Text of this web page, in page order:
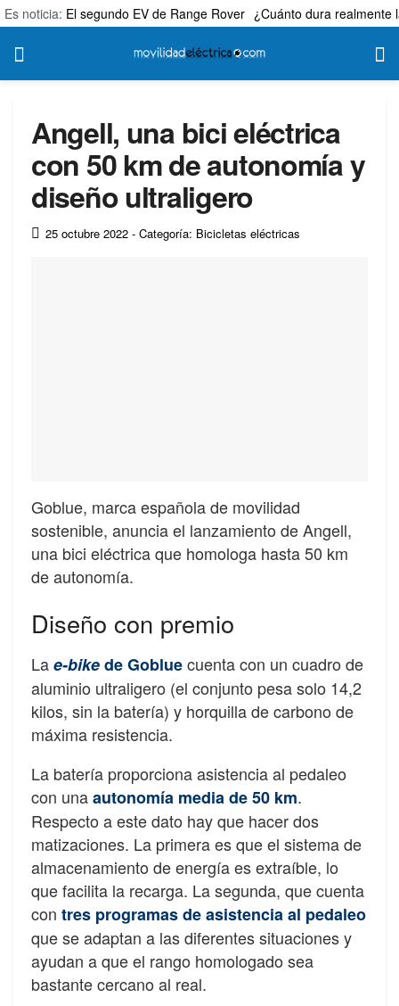
Es noticia: El segundo EV de Range Rover ¿Cuánto dura realmente
Angell, una bici eléctrica
con 50 km de autonomía y
diseño ultraligero
25 octubre 2022 - Categoría: Bicicletas eléctricas
Goblue, marca española de movilidad
sostenible, anuncia el lanzamiento de Angell,
una bici eléctrica que homologa hasta 50 km
de autonomía.
Diseño con premio
Lae-bikede Gobluecuenta con un cuadro de
aluminio ultraligero (el conjunto pesa solo 14,2
kilos, sin la batería) y horquilla de carbono de
máxima resistencia.
La batería proporciona asistencia al pedaleo
con unaautonomía media de 50 km.
Respecto a este dato hay que hacer dos
matizaciones. La primera es que el sistema de
almacenamiento de energía es extraíble, lo
que facilita la recarga. La segunda, que cuenta
con tres programas de asistencia al pedaleo
que se adaptan a las diferentes situaciones y
ayudan a que el rango homologado sea
bastante cercano al real.